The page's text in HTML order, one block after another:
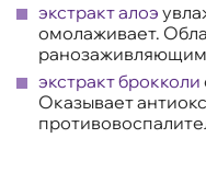
экстракт алоэ
омолаживает.
экстракт брокколи
Оказывает